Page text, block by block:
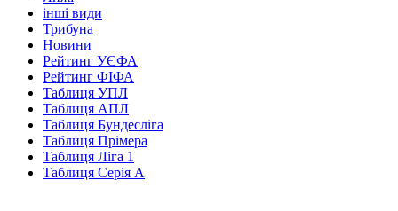
інші види
Трибуна
Новини
Рейтинг УЄФА
Рейтинг ФІФА
Таблиця УПЛ
Таблиця АПЛ
Таблиця Бундесліга
Таблиця Прімера
Таблиця Ліга 1
Таблиця Серія А